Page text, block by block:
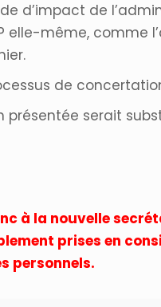
d’impact de
elle-même, comme
de
présentée serait
à la nouvelle
prises en
personnels.